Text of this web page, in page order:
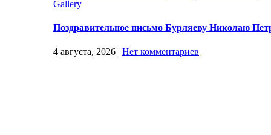
Gallery
Поздравительное письмо Бурляеву Николаю
4 августа, 2026 | Нет комментариев